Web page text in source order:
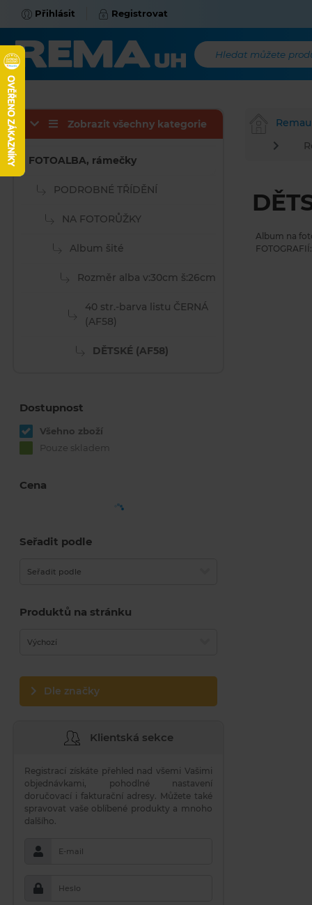
Přihlásit Registrovat
Hledat můžete
Album na
Zobrazit všechny kategorie
FOTOALBA, rámečky
PODROBNÉ TŘÍDĚNÍ
NA FOTORŮŽKY
Album šité
Rozměr alba v:30cm š:26cm
40 str.-barva listu ČERNÁ
(AF58)
DĚTSKÉ (AF58)
Dostupnost
Všehno zboží
Pouze skladem
Cena
Seřadit podle
Seřadit podle
Produktů na stránku
Výchozí
Dle značky
Klientská sekce
Registrací získáte přehled nad všemi Vašimi
objednávkami, pohodlné nastavení
doručovací i fakturační adresy. Můžete také
spravovat vaše oblíbené produkty a mnoho
dalšího.
E-mail
Heslo